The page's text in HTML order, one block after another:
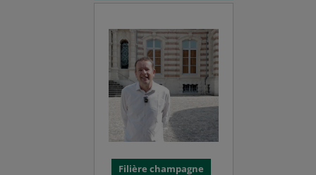
Filière champagne